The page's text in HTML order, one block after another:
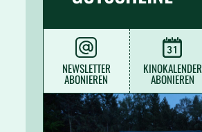
NEWSLETTER
ABONIEREN
KINOKALENDER
ABONIEREN